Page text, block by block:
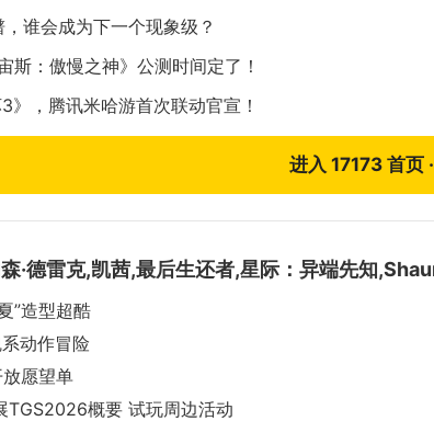
谁会成为下一个现象级？
斯：傲慢之神》公测时间定了！
，腾讯米哈游首次联动官宣！
进入 17173 首页
·德雷克,凯茜,最后生还者,星际：异端先知
”造型超酷
动作冒险
愿望单
TGS2026概要 试玩周边活动